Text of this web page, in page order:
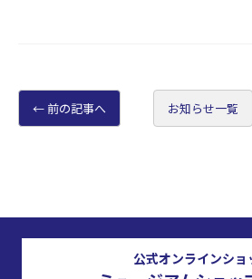
前の記事へ お知らせ一覧
公式オンラインショ